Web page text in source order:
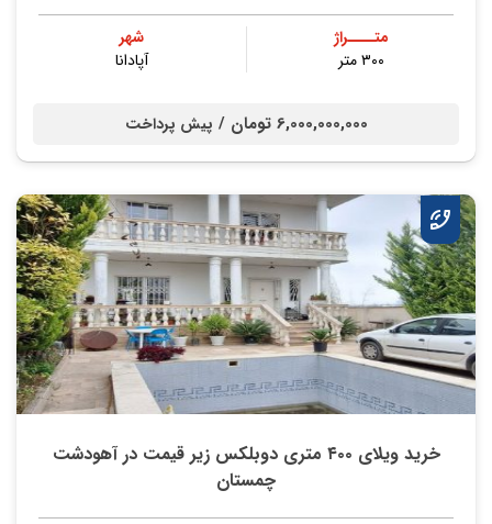
متــــراژ
۳۰۰ متر
شهر
آپادانا
6,000,000,000 تومان / پیش پرداخت
خرید ویلای ۴۰۰ متری دوبلکس زیر قیمت در آهودشت
چمستان